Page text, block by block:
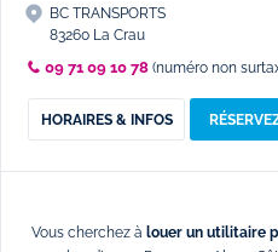
BC TRANSPORTS
83260 La Crau
09 71 09 10 78 (numéro non
HORAIRES & INFOS
Vous cherchez à louer un utilitaire